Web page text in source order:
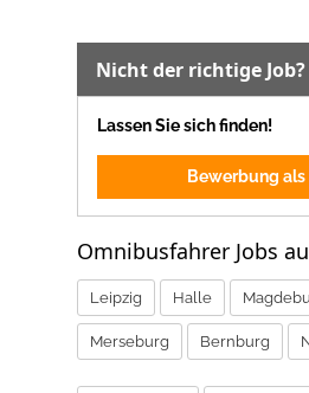
Nicht der richtige Job?
Lassen Sie sich finden!
Bewerbung
Omnibusfahrer Jobs
Leipzig Halle
Merseburg Bernburg